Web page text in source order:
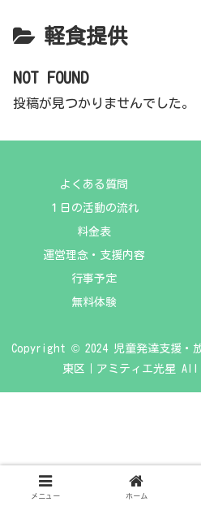
軽食提供
NOT FOUND
投稿が見つかりませんでした。
よくある質問
１日の活動の流れ
料金表
運営理念・支援内容
行事予定
無料体験
Copyright © 2024 児童発達支援・
東区｜アミティエ光星
メニュー ホーム